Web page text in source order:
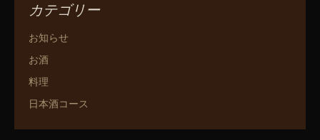
カテゴリー
お知らせ
お酒
料理
日本酒コース